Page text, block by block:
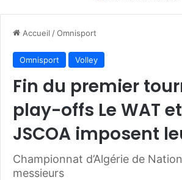
Accueil /Omnisport
Omnisport Volley
Fin du premier
play-offs Le WAT
JSCOA imposent
Championnat d’Algérie de
messieurs